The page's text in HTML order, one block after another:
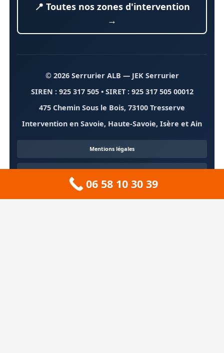
📍 Toutes nos zones d'intervention
→
© 2026 Serrurier ALB — JEK Serrurier
SIREN : 925 317 505 • SIRET : 925 317 505 00012
475 Chemin Sous le Bois, 73100 Tresserve
Intervention en Savoie, Haute-Savoie, Isère et Ain
Mentions légales
06 58 10 30 39